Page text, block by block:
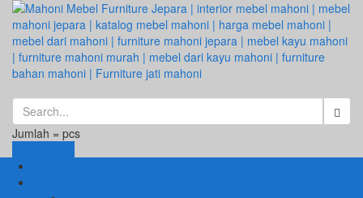
Jumlah = pcs